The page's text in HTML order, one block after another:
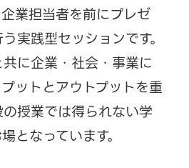
業担当者を前にプレゼ
実践型セッションです。
に企業・社会・事業に
ットとアウトプットを重
授業では得られない学
となっています。